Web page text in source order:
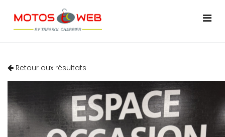
Retour aux résultats